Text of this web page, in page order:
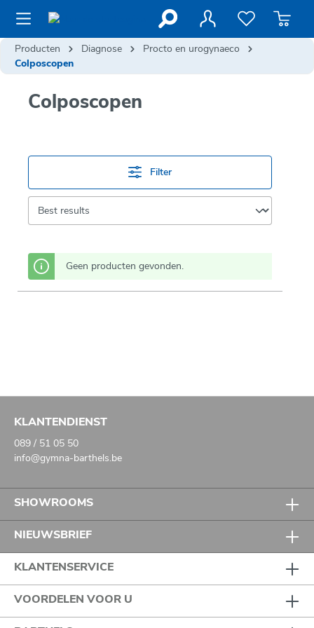
hoofdinhoud
Producten Diagnose
Procto en urogynaeco
Colposcopen
Colposcopen
Filter
Geen producten gevonden.
KLANTENDIENST
089 / 51 05 50
info@gymna-barthels.be
SHOWROOMS
NIEUWSBRIEF
KLANTENSERVICE
VOORDELEN VOOR U